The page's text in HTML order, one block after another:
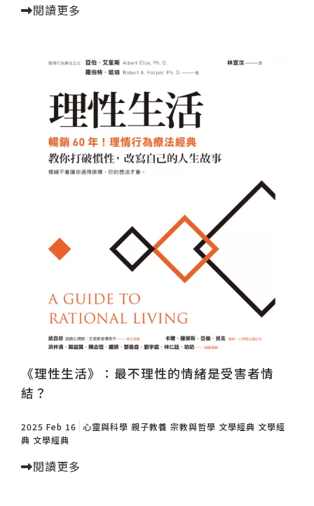
閱讀更多
《理性生活》：最不理性的情緒是受害者情
結？
2025 Feb 16 心靈與科學 親子教養 宗教與哲學 文學經典 文學經
典 文學經典
閱讀更多